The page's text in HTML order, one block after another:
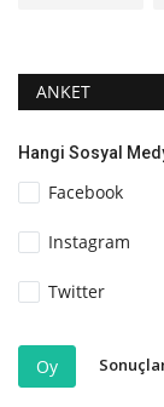
ANKET
Hangi Sosyal
Facebook
Instagram
Twitter
Oy